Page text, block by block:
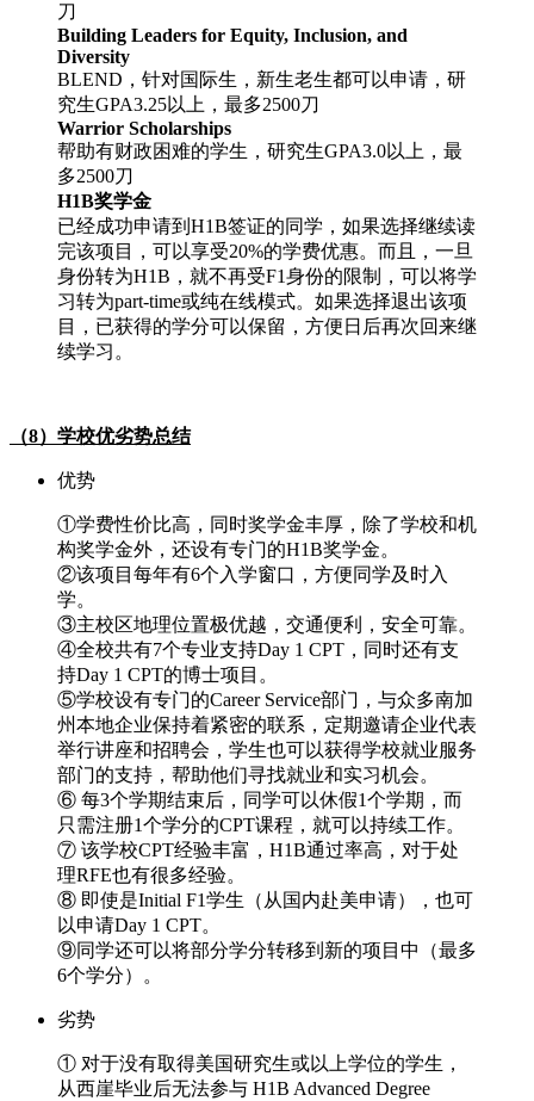
刀
Building Leaders for Equity, Inclusion, and
Diversity
BLEND，针对国际生，新生老生都可以申请，研
究生GPA3.25以上，最多2500刀
Warrior Scholarships
帮助有财政困难的学生，研究生GPA3.0以上，最
多2500刀
H1B奖学金
已经成功申请到H1B签证的同学，如果选择继续读
完该项目，可以享受20%的学费优惠。而且，一旦
身份转为H1B，就不再受F1身份的限制，可以将学
习转为part-time或纯在线模式。如果选择退出该项
目，已获得的学分可以保留，方便日后再次回来继
续学习。
（8）学校优劣势总结
优势
①学费性价比高，同时奖学金丰厚，除了学校和机
构奖学金外，还设有专门的H1B奖学金。
②该项目每年有6个入学窗口，方便同学及时入
学。
③主校区地理位置极优越，交通便利，安全可靠。
④全校共有7个专业支持Day 1 CPT，同时还有支
持Day 1 CPT的博士项目。
⑤学校设有专门的Career Service部门，与众多南加
州本地企业保持着紧密的联系，定期邀请企业代表
举行讲座和招聘会，学生也可以获得学校就业服务
部门的支持，帮助他们寻找就业和实习机会。
⑥ 每3个学期结束后，同学可以休假1个学期，而
只需注册1个学分的CPT课程，就可以持续工作。
⑦ 该学校CPT经验丰富，H1B通过率高，对于处
理RFE也有很多经验。
⑧ 即使是Initial F1学生（从国内赴美申请），也可
以申请Day 1 CPT。
⑨同学还可以将部分学分转移到新的项目中（最多
6个学分）。
劣势
① 对于没有取得美国研究生或以上学位的学生，
从西崖毕业后无法参与 H1B Advanced Degree